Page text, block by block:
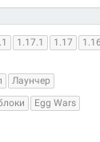
1.17.1 1.17
Лаунчер
Egg Wars